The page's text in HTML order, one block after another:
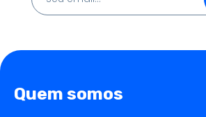
Quem somos